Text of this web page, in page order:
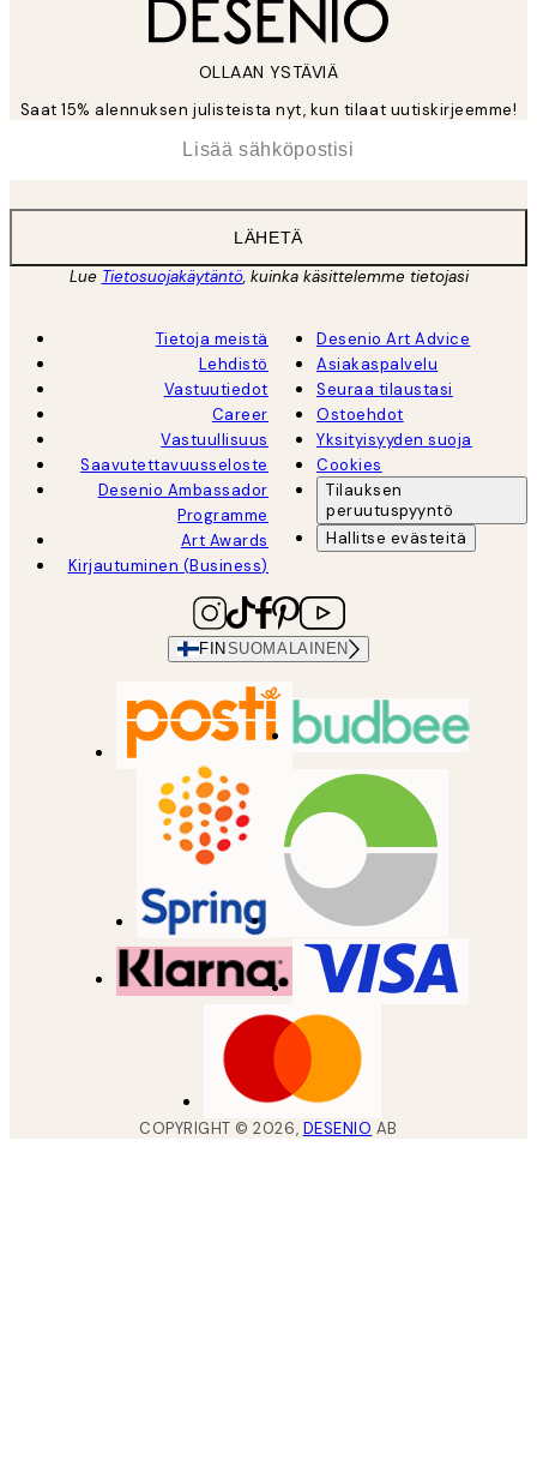
OLLAAN YSTÄVIÄ
Saat 15% alennuksen julisteista nyt, kun tilaat uutiskirjeemme!
LÄHETÄ
Lue Tietosuojakäytäntö, kuinka käsittelemme tietojasi
Tietoja meistä
Lehdistö
Vastuutiedot
Career
Vastuullisuus
Saavutettavuusseloste
Desenio Ambassador
Programme
Art Awards
Kirjautuminen (Business)
Desenio Art Advice
Asiakaspalvelu
Seuraa tilaustasi
Ostoehdot
Yksityisyyden suoja
Cookies
Tilauksen
peruutuspyyntö
Hallitse evästeitä
FIN SUOMALAINEN
COPYRIGHT ©2026, DESENIO AB